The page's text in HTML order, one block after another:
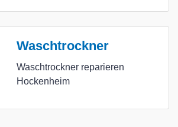
Waschtrockner
Waschtrockner reparieren
Hockenheim